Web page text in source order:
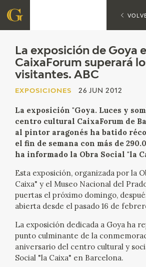
FUNDACIÓN
QUIENES SOMOS
ACCIÓN CORPORATIVA
CONTACTO
PROGRAMACIÓN
EXPOSICIONES
ACTIVIDADES
La exposición de Goya
CaixaForum superará
visitantes. ABC
EXPOSICIONES 26 JUN 2012
La exposición "Goya. Luces y
centro cultural CaixaForum de
al pintor aragonés ha batido
el fin de semana con más de
ha informado la Obra Social "la
Esta exposición, organizada por la
Caixa" y el Museo Nacional del
puertas el próximo domingo,
abierta desde el pasado 16 de
La exposición dedicada a Goya ha
punto culminante de la
aniversario del centro cultural y
Social "la Caixa" en Barcelona.